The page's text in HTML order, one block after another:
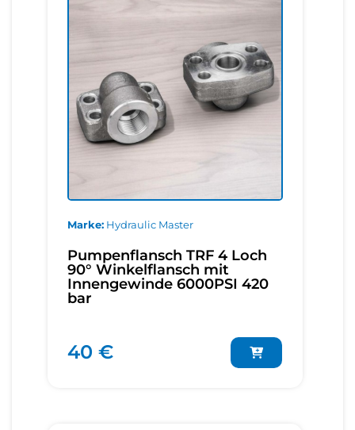
Marke Hydraulic Master
Pumpenflansch TRF 4 Loch
90° Winkelflansch mit
Innengewinde 6000PSI 420
bar
40 €